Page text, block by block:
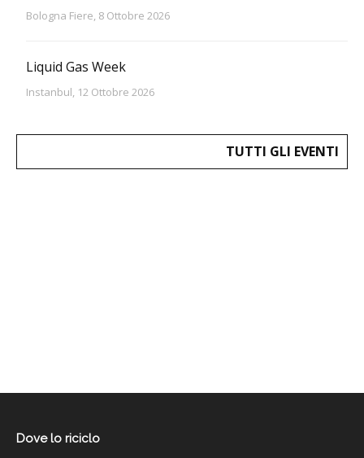
Bologna Fiere, 8 Ottobre 2026
Liquid Gas Week
Instanbul, 12 Ottobre 2026
TUTTI GLI EVENTI
Dove lo riciclo